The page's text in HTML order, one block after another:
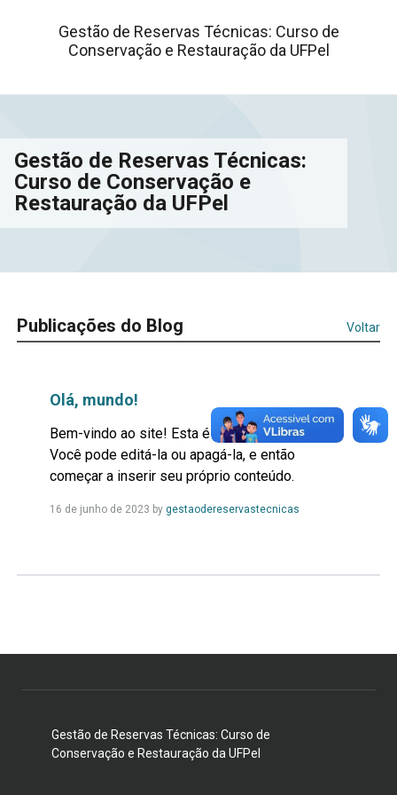
Gestão de Reservas Técnicas: Curso de
Conservação e Restauração da UFPel
Gestão de Reservas Técnicas:
Curso de Conservação e
Restauração da UFPel
Publicações do Blog Voltar
Olá, mundo!
Bem-vindo ao site! Esta é uma notícia de teste.
Você pode editá-la ou apagá-la, e então
começar a inserir seu próprio conteúdo.
16 de junho de 2023 by gestaodereservastecnicasLeia
Gestão de Reservas Técnicas: Curso de
Conservação e Restauração da UFPel